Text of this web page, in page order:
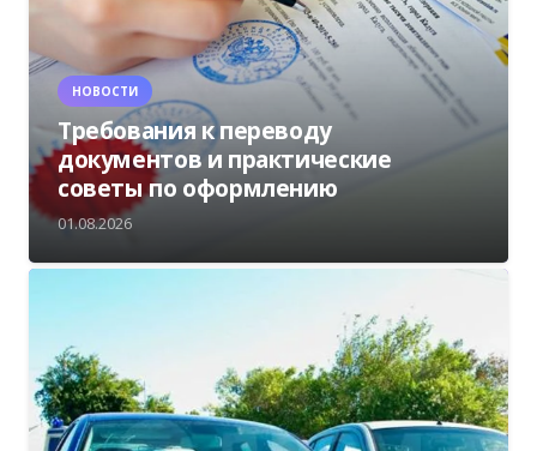
НОВОСТИ
Требования к переводу
документов и практические
советы по оформлению
01.08.2026